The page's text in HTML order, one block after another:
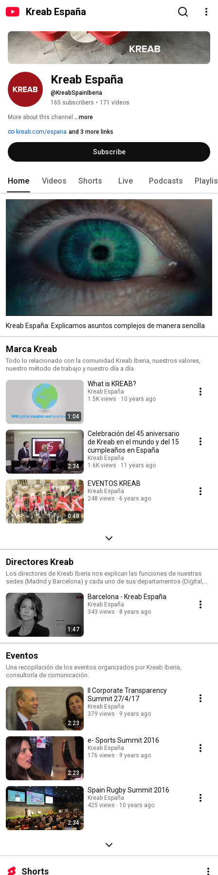
Kreab España
Kreab España
@KreabSpainIberia
165 subscribers • 171 videos
More about this channel ...more
kreab.com/espana and 3 more links
Subscribe
Home Videos Shorts Live Podcasts
Kreab España: Explicamos asuntos complejos de manera sencilla
Marca Kreab
Todo lo relacionado con la comunidad Kreab Iberia, nuestros valores,
nuestro método de trabajo y nuestro día a día.
1:04
What is KREAB?
Kreab España
1.5K views
10 years ago
2:34
Celebración del 45 aniversario
de Kreab en el mundo y del 15
cumpleaños en España
Kreab España
1.6K views
11 years ago
0:48
EVENTOS KREAB
Kreab España
248 views
6 years ago
Directores Kreab
Los directores de Kreab Iberia nos explican las funciones de nuestras
sedes (Madrid y Barcelona) y cada uno de sus departamentos (Digital,
forma de conocer nuestra consultoría de comunicación más a fondo.
1:47
Barcelona - Kreab España
Kreab España
343 views
8 years ago
Eventos
Una recopilación de los eventos organizados por Kreab Iberia,
consultoría de comunicación.
2:23
II Corporate Transparency
Summit 27/4/17
Kreab España
379 views
9 years ago
2:23
e- Sports Summit 2016
Kreab España
176 views
9 years ago
2:34
Spain Rugby Summit 2016
Kreab España
425 views
10 years ago
Shorts